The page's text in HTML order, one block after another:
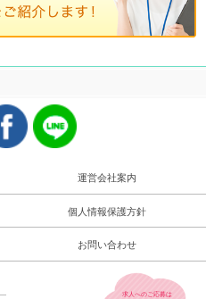
運営会社案内
個人情報保護方針
お問い合わせ
求人へのご応募は